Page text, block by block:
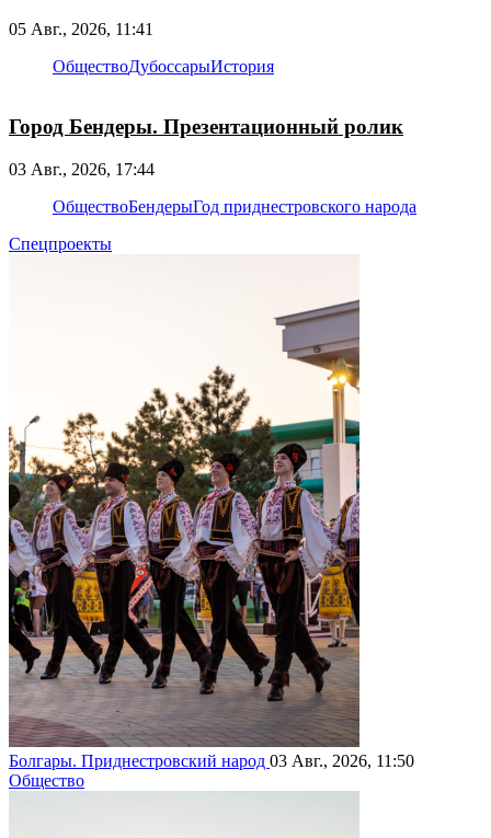
05 Авг., 2026, 11:41
ОбществоДубоссарыИстория
Город Бендеры. Презентационный ролик
03 Авг., 2026, 17:44
ОбществоБендерыГод приднестровского народа
Спецпроекты
Болгары. Приднестровский народ 03 Авг., 2026, 11:50
Общество